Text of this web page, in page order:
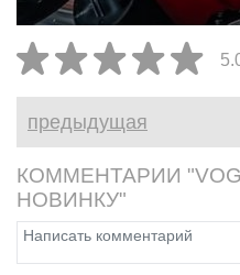
мотоциклов объёмом
500куб.см.
предыдущая
КОММЕНТАРИИ
НОВИНКУ"